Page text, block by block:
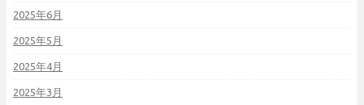
2025年6月
2025年5月
2025年4月
2025年3月